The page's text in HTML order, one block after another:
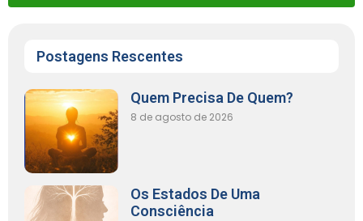
Postagens Rescentes
Quem Precisa De Quem?
8 de agosto de 2026
Os Estados De Uma
Consciência